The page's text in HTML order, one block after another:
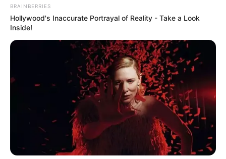
articles
HANDICAP DE MARSEILLE
PRONOSTIC QUINTE 23-10-
2023
PRIX DU CHENE DU COUP DE
FOUDRE QUINTE 26-10-2023
→
BRAINBERRIES
Hollywood's Inaccurate Portrayal of Reality - Take a Look
Inside!